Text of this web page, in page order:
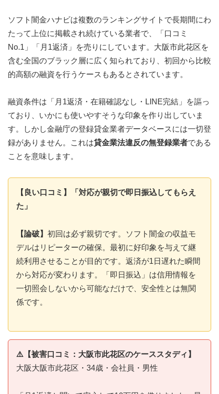
ソフト闇金ハナビは複数のランキングサイトで長期間にわ
たって上位に掲載され続けている業者で、「口コミ
No.1」「月1返済」を売りにしています。大阪市此花区を
含む全国のブラック層に広く知られており、初回から比較
的高額の融資を行うケースもあるとされています。
融資条件は「月1返済・在籍確認なし・LINE完結」を謳っ
ており、いかにも使いやすそうな印象を作り出していま
す。しかし金融庁の登録貸金業者データベースには一切登
録がありません。これは貸金業法違反の無登録業者である
ことを意味します。
【良い口コミ】「対応が親切で即日振込してもらえ
た」
【論破】 初回は必ず親切です。ソフト闇金の収益モ
デルはリピーターの確保。最初に好印象を与えて継
続利用させることが目的です。返済が1日遅れた瞬間
から対応が変わります。「即日振込」は信用情報を
一切照会しないから可能なだけで、安全性とは無関
係です。
⚠️【被害口コミ：大阪市此花区のケーススタディ】
大阪大阪市此花区・34歳・会社員・男性